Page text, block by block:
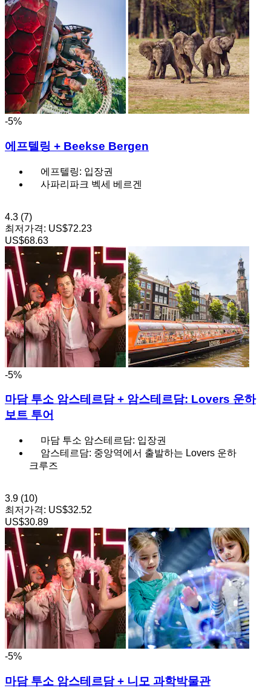
-5%
에프텔링 + Beekse Bergen
에프텔링: 입장권
사파리파크 벡세 베르겐
4.3 (7)
최저가격: US$72.23
US$68.63
-5%
마담 투소 암스테르담 + 암스테르담: Lovers 운하
보트 투어
마담 투소 암스테르담: 입장권
암스테르담: 중앙역에서 출발하는 Lovers 운하
크루즈
3.9 (10)
최저가격: US$32.52
US$30.89
-5%
마담 투소 암스테르담 + 니모 과학박물관